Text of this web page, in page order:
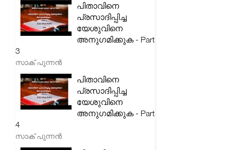
പിതാവിനെ
പ്രസാദിപ്പിച്ച
യേശുവിനെ
അനുഗമിക്കുക - Part
3
സാക് പുന്നൻ
പിതാവിനെ
പ്രസാദിപ്പിച്ച
യേശുവിനെ
അനുഗമിക്കുക - Part
4
സാക് പുന്നൻ